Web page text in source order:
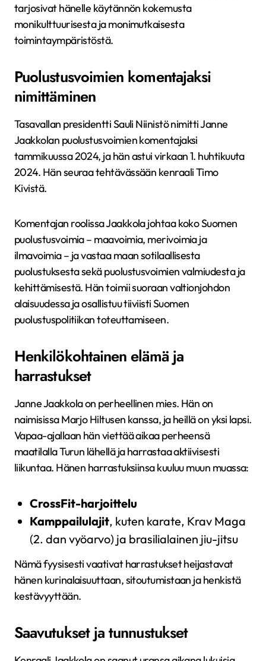
tarjosivat hänelle käytännön kokemusta
monikulttuurisesta ja monimutkaisesta
toimintaympäristöstä.
Puolustusvoimien komentajaksi
nimittäminen
Tasavallan presidentti Sauli Niinistö nimitti Janne
Jaakkolan puolustusvoimien komentajaksi
tammikuussa 2024, ja hän astui virkaan 1. huhtikuuta
2024. Hän seuraa tehtävässään kenraali Timo
Kivistä.
Komentajan roolissa Jaakkola johtaa koko Suomen
puolustusvoimia – maavoimia, merivoimia ja
ilmavoimia – ja vastaa maan sotilaallisesta
puolustuksesta sekä puolustusvoimien valmiudesta ja
kehittämisestä. Hän toimii suoraan valtionjohdon
alaisuudessa ja osallistuu tiiviisti Suomen
puolustuspolitiikan toteuttamiseen.
Henkilökohtainen elämä ja
harrastukset
Janne Jaakkola on perheellinen mies. Hän on
naimisissa Marjo Hiltusen kanssa, ja heillä on yksi lapsi.
Vapaa-ajallaan hän viettää aikaa perheensä
maatilalla Turun lähellä ja harrastaa aktiivisesti
liikuntaa. Hänen harrastuksiinsa kuuluu muun muassa:
CrossFit-harjoittelu
Kamppailulajit, kuten karate, Krav Maga
(2. dan vyöarvo) ja brasilialainen jiu-jitsu
Nämä fyysisesti vaativat harrastukset heijastavat
hänen kurinalaisuuttaan, sitoutumistaan ja henkistä
kestävyyttään.
Saavutukset ja tunnustukset